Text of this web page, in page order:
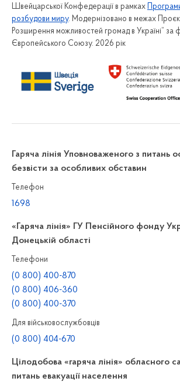
Швейцарської Конфедерації в рамках
розбудови миру. Модернізовано в межах
Розширення можливостей громад в Україні” за
Європейського Союзу. 2026 рік
Гаряча лінія Уповноваженого з питань
безвісти за особливих обставин
Телефон
1698
«Гаряча лінія» ГУ Пенсійного фонду
Донецькій області
Телефони
(0 800) 400-870
(0 800) 406-360
(0 800) 400-370
Для військовослужбовців
(0 800) 404-670
Цілодобова «гаряча лінія» обласного
питань евакуації населення